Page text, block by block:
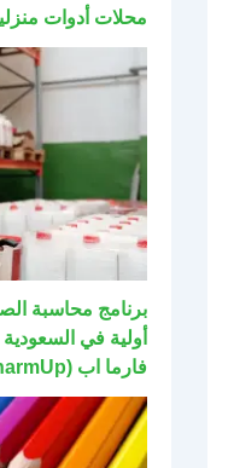
محلات أدوات
برنامج محاسبة
أولية في
فارما اب (PharmUp)